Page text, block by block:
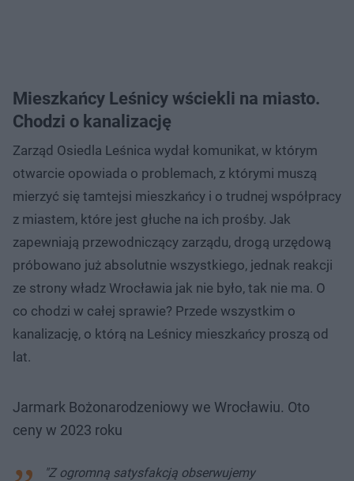
Mieszkańcy Leśnicy wściekli na miasto.
Chodzi o kanalizację
Zarząd Osiedla Leśnica wydał komunikat, w którym
otwarcie opowiada o problemach, z którymi muszą
mierzyć się tamtejsi mieszkańcy i o trudnej współpracy
z miastem, które jest głuche na ich prośby. Jak
zapewniają przewodniczący zarządu, drogą urzędową
próbowano już absolutnie wszystkiego, jednak reakcji
ze strony władz Wrocławia jak nie było, tak nie ma. O
co chodzi w całej sprawie? Przede wszystkim o
kanalizację, o którą na Leśnicy mieszkańcy proszą od
lat.
Jarmark Bożonarodzeniowy we Wrocławiu. Oto
ceny w 2023 roku
"Z ogromną satysfakcją obserwujemy